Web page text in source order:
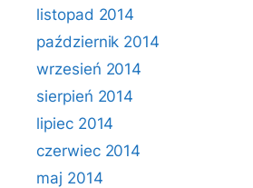
listopad 2014
październik 2014
wrzesień 2014
sierpień 2014
lipiec 2014
czerwiec 2014
maj 2014